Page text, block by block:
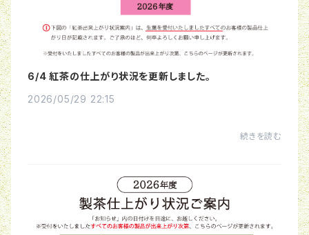
6/4 紅茶の仕上がり状況を更新しました。
2026/05/29 22:15
続きを読む